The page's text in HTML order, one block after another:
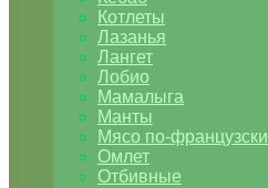
Котлеты
Лазанья
Лангет
Лобио
Мамалыга
Манты
Мясо по-французски
Омлет
Отбивные